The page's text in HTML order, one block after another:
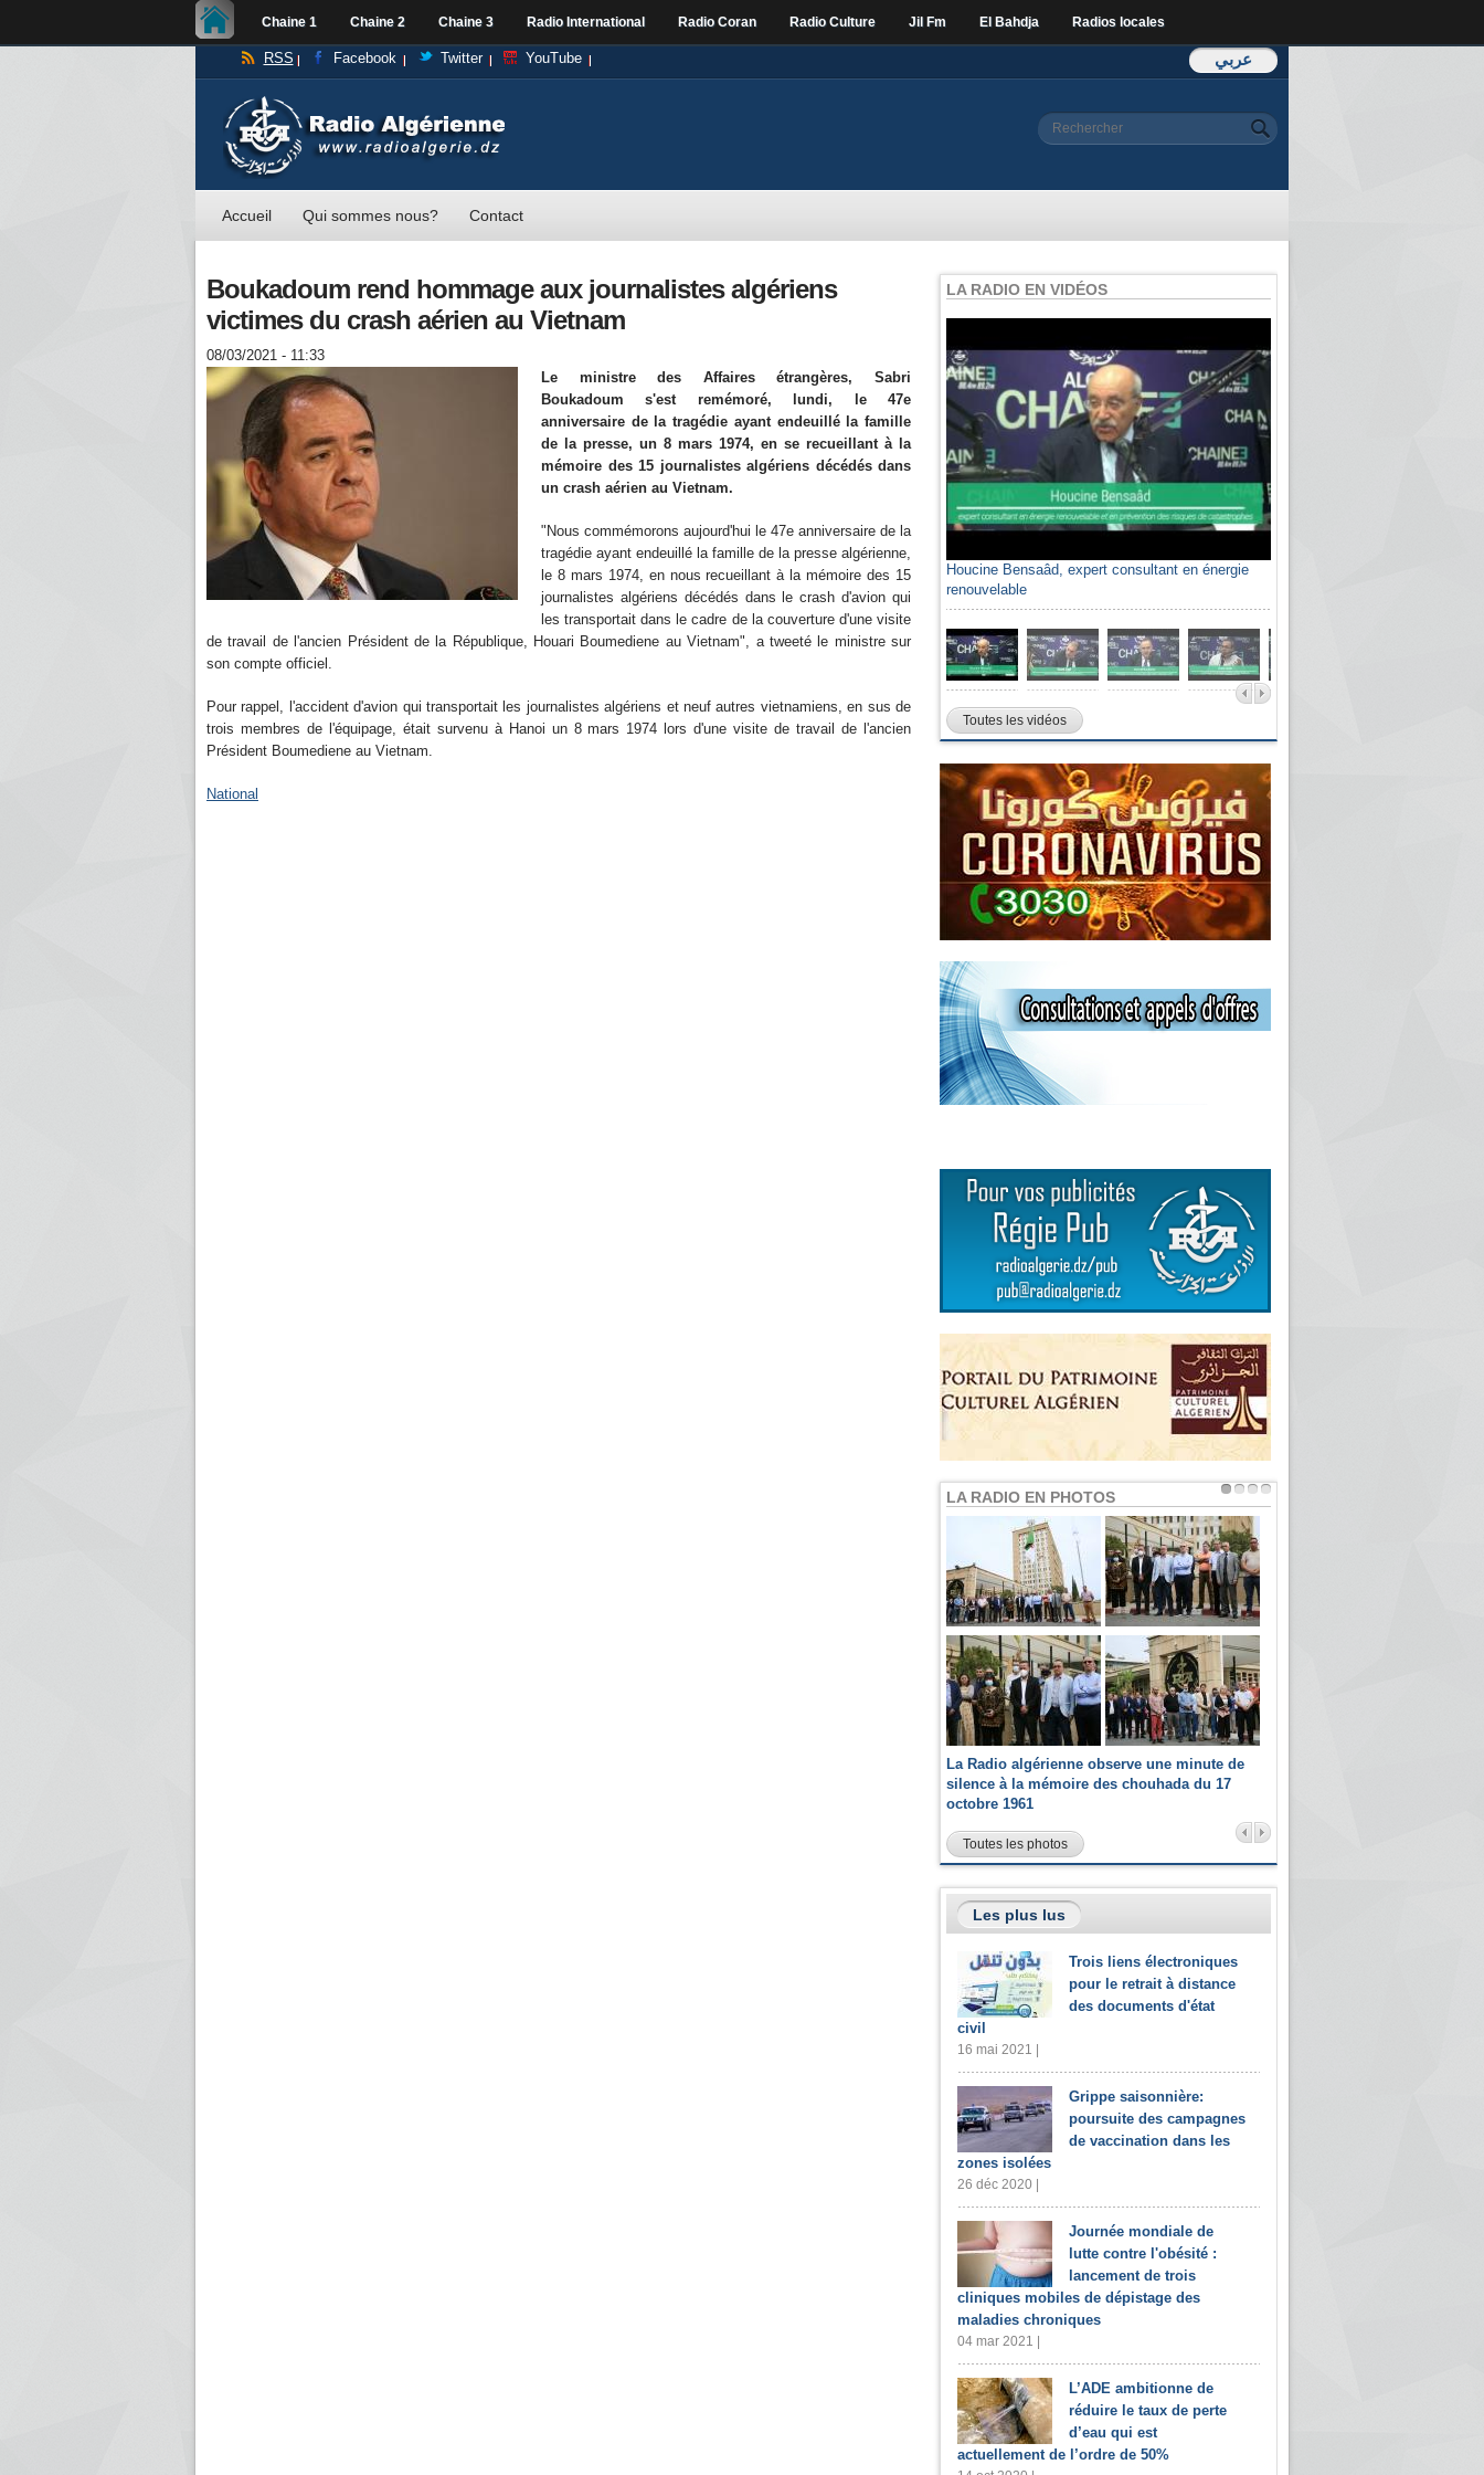
Chaine 1 Chaine 2 Chaine 3 Radio International Radio Coran Radio Culture Jil Fm El Bahdja Radios locales
عربي RSS Facebook Twitter YouTube
Formulaire de
Rechercher
Accueil Qui sommes nous? Contact
Boukadoum rend hommage aux journalistes algériens
victimes du crash aérien au Vietnam
08/03/2021 - 11:33
Le ministre des Affaires étrangères, Sabri
Boukadoum s'est remémoré, lundi, le 47e
anniversaire de la tragédie ayant endeuillé la famille
de la presse, un 8 mars 1974, en se recueillant à la
mémoire des 15 journalistes algériens décédés dans
un crash aérien au Vietnam.
"Nous commémorons aujourd'hui le 47e anniversaire de la
tragédie ayant endeuillé la famille de la presse algérienne,
le 8 mars 1974, en nous recueillant à la mémoire des 15
journalistes algériens décédés dans le crash d'avion qui
les transportait dans le cadre de la couverture d'une visite
de travail de l'ancien Président de la République, Houari Boumediene au Vietnam", a tweeté le ministre sur
son compte officiel.
Pour rappel, l'accident d'avion qui transportait les journalistes algériens et neuf autres vietnamiens, en sus de
trois membres de l'équipage, était survenu à Hanoi un 8 mars 1974 lors d'une visite de travail de l'ancien
Président Boumediene au Vietnam.
National
LA RADIO EN VIDÉOS
Houcine Bensaâd, expert consultant en énergie
renouvelable
Toutes les vidéos
LA RADIO EN PHOTOS
La Radio algérienne observe une minute de
silence à la mémoire des chouhada du 17
octobre 1961
Toutes les photos
Les plus lus
Trois liens électroniques
pour le retrait à distance
des documents d'état
civil
16 mai 2021 |
Grippe saisonnière:
poursuite des campagnes
de vaccination dans les
zones isolées
26 déc 2020 |
Journée mondiale de
lutte contre l'obésité :
lancement de trois
cliniques mobiles de dépistage des
maladies chroniques
04 mar 2021 |
L’ADE ambitionne de
réduire le taux de perte
d’eau qui est
actuellement de l’ordre de 50%